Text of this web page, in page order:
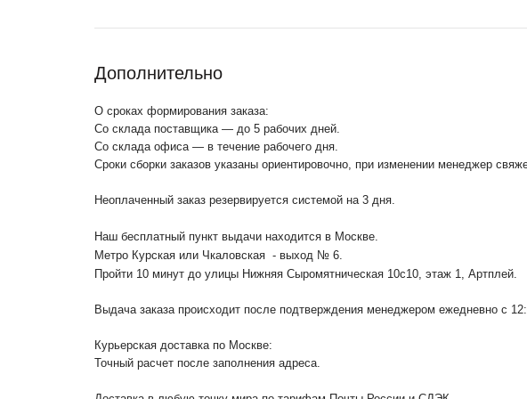
Дополнительно
О сроках формирования заказа:
Со склада поставщика — до 5 рабочих дней.
Со склада офиса — в течение рабочего дня.
Сроки сборки заказов указаны ориентировочно, при изменении менеджер
Неоплаченный заказ резервируется системой на 3 дня.
Наш бесплатный пункт выдачи находится в Москве.
Метро Курская или Чкаловская - выход № 6.
Пройти 10 минут до улицы Нижняя Сыромятническая 10с10 , этаж 1, Артплей.
Выдача заказа происходит после подтверждения менеджером ежедневно с
Курьерская доставка по Москве:
Точный расчет после заполнения адреса.